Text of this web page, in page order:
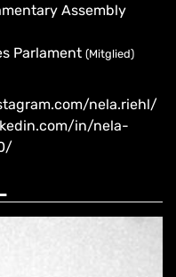
Assembly
Parlament (Mitglied)
nela.riehl/
in/nela-